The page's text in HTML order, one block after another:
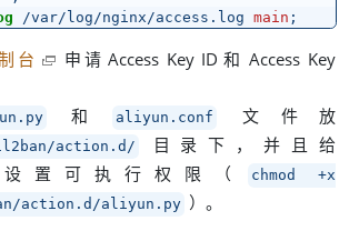
/var/log/nginx/access.log main ;
台 申请 Access Key ID 和 Access Key
和 aliyun.conf
文件放
action.d/ 目录下 ， 并且给
设置可执行权限 （
chmod +x
action.d/aliyun.py ） 。